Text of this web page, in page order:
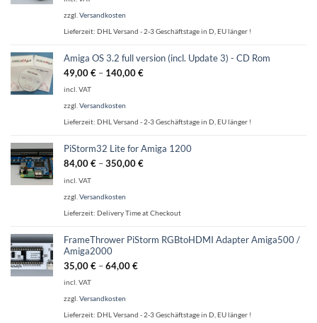
zzgl. Versandkosten
Lieferzeit: DHL Versand - 2-3 Geschäftstage in D, EU länger !
Amiga OS 3.2 full version (incl. Update 3) - CD Rom
49,00€ – 140,00€
incl. VAT
zzgl. Versandkosten
Lieferzeit: DHL Versand - 2-3 Geschäftstage in D, EU länger !
PiStorm32 Lite for Amiga 1200
84,00€ –350,00€
incl. VAT
zzgl. Versandkosten
Lieferzeit: Delivery Time at Checkout
FrameThrower PiStorm RGBtoHDMI Adapter Amiga500 /
Amiga2000
35,00€ –64,00€
incl. VAT
zzgl. Versandkosten
Lieferzeit: DHL Versand - 2-3 Geschäftstage in D, EU länger !